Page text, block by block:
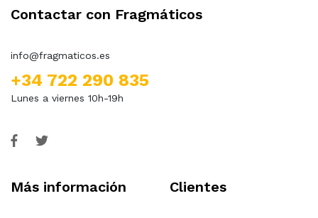
Contactar con Fragmáticos
info@fragmaticos.es
+34 722 290 835
Lunes a viernes 10h-19h
Más información Clientes